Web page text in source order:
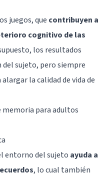
juegos, que contribuyen a
cognitivo de las
los resultados
del sujeto, pero siempre
la calidad de vida de
memoria para adultos
entorno del sujeto ayuda a
, lo cual también